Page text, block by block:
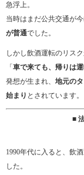
急浮上。
当時はまだ公共交通が
が普通でした。
しかし飲酒運転のリス
「 車で来ても、帰りは
発想が生まれ、 地元の
始まり とされています。
■
1990年代に入ると、飲
した。